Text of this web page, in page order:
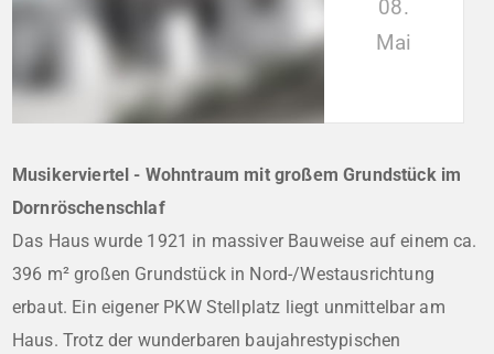
08.
Mai
Musikerviertel - Wohntraum mit großem Grundstück im
Dornröschenschlaf
Das Haus wurde 1921 in massiver Bauweise auf einem ca.
396 m² großen Grundstück in Nord-/Westausrichtung
erbaut. Ein eigener PKW Stellplatz liegt unmittelbar am
Haus. Trotz der wunderbaren baujahrestypischen